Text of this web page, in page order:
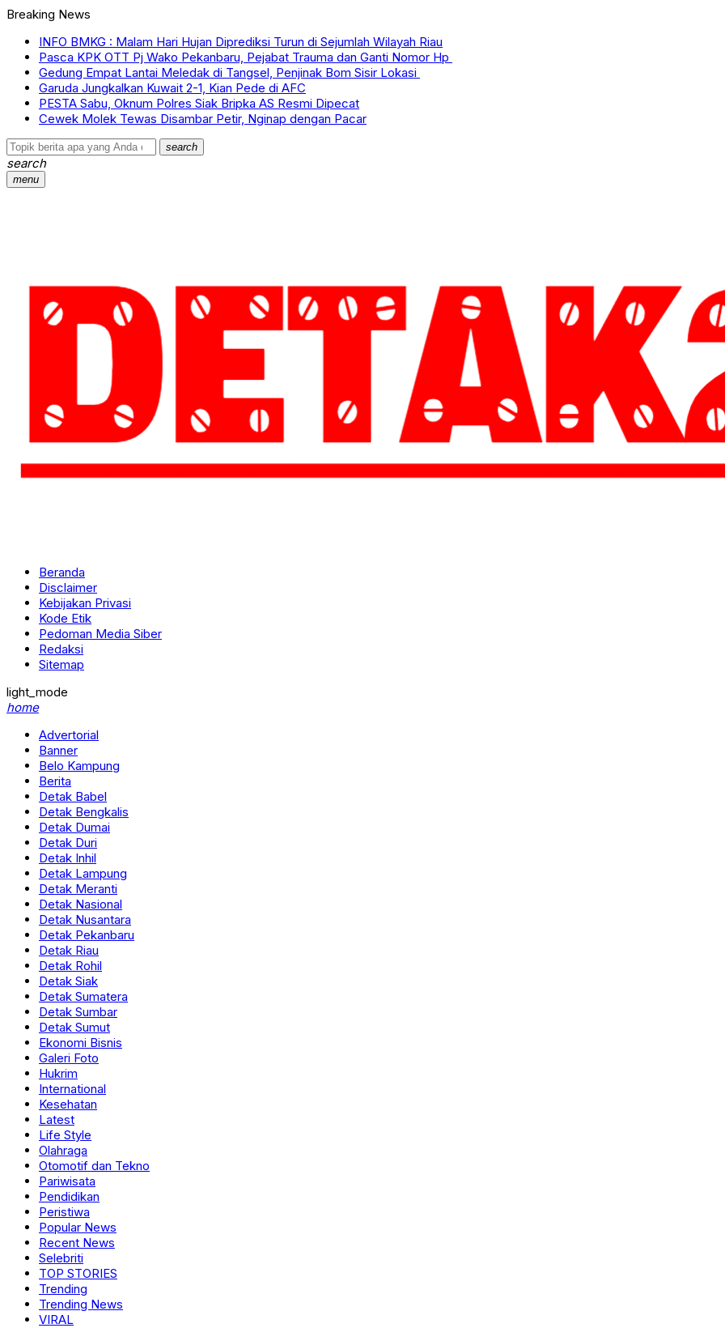
Breaking News
INFO BMKG : Malam Hari Hujan Diprediksi Turun di Sejumlah Wilayah Riau
Pasca KPK OTT Pj Wako Pekanbaru, Pejabat Trauma dan Ganti Nomor Hp
Gedung Empat Lantai Meledak di Tangsel, Penjinak Bom Sisir Lokasi
Garuda Jungkalkan Kuwait 2-1, Kian Pede di AFC
PESTA Sabu, Oknum Polres Siak Bripka AS Resmi Dipecat
Cewek Molek Tewas Disambar Petir, Nginap dengan Pacar
search
search
menu
Beranda
Disclaimer
Kebijakan Privasi
Kode Etik
Pedoman Media Siber
Redaksi
Sitemap
light_mode
home
Advertorial
Banner
Belo Kampung
Berita
Detak Babel
Detak Bengkalis
Detak Dumai
Detak Duri
Detak Inhil
Detak Lampung
Detak Meranti
Detak Nasional
Detak Nusantara
Detak Pekanbaru
Detak Riau
Detak Rohil
Detak Siak
Detak Sumatera
Detak Sumbar
Detak Sumut
Ekonomi Bisnis
Galeri Foto
Hukrim
International
Kesehatan
Latest
Life Style
Olahraga
Otomotif dan Tekno
Pariwisata
Pendidikan
Peristiwa
Popular News
Recent News
Selebriti
TOP STORIES
Trending
Trending News
VIRAL